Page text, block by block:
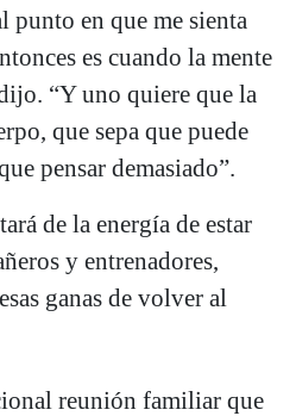
punto en que me sienta
es cuando la mente
“Y uno quiere que la
que sepa que puede
pensar demasiado”.
de la energía de estar
y entrenadores,
ganas de volver al
reunión familiar que